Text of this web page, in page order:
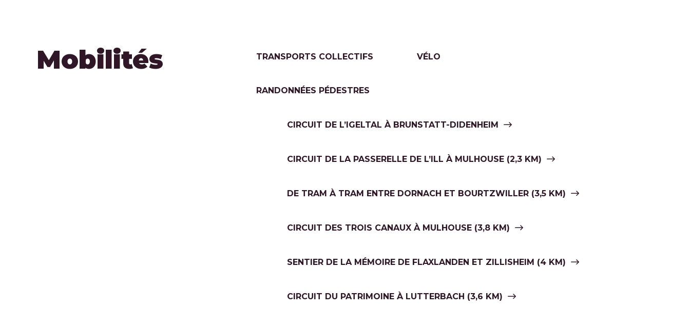
Mobilités TRANSPORTS COLLECTIFS VÉLO
RANDONNÉES PÉDESTRES
CIRCUIT DE L’IGELTAL À BRUNSTATT-DIDENHEIM
CIRCUIT DE LA PASSERELLE DE L’ILL À MULHOUSE (2,3 KM)
DE TRAM À TRAM ENTRE DORNACH ET BOURTZWILLER (3,5 KM)
CIRCUIT DES TROIS CANAUX À MULHOUSE (3,8 KM)
SENTIER DE LA MÉMOIRE DE FLAXLANDEN ET ZILLISHEIM (4 KM)
CIRCUIT DU PATRIMOINE À LUTTERBACH (3,6 KM)